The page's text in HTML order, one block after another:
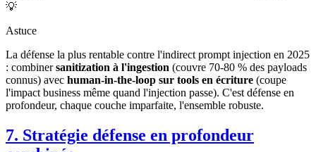
💡
Astuce
La défense la plus rentable contre l'indirect prompt injection en 2025
: combinersanitization à l'ingestion (couvre 70-80 % des payloads
connus) avec human-in-the-loop sur tools en écriture (coupe
l'impact business même quand l'injection passe). C'est défense en
profondeur, chaque couche imparfaite, l'ensemble robuste.
7. Stratégie défense en profondeur